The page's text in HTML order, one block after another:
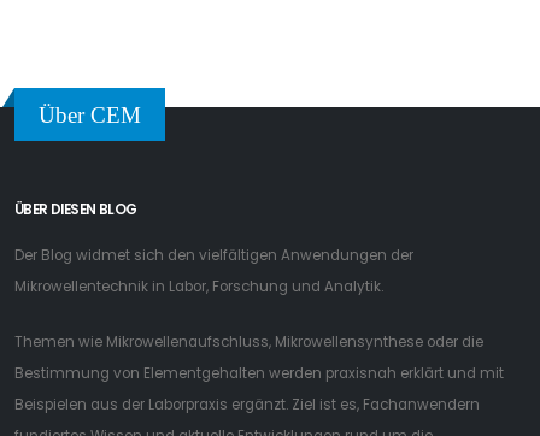
Über CEM
ÜBER DIESEN BLOG
Der Blog widmet sich den vielfältigen Anwendungen der
Mikrowellentechnik in Labor, Forschung und Analytik.
Themen wie Mikrowellenaufschluss, Mikrowellensynthese oder die
Bestimmung von Elementgehalten werden praxisnah erklärt und mit
Beispielen aus der Laborpraxis ergänzt. Ziel ist es, Fachanwendern